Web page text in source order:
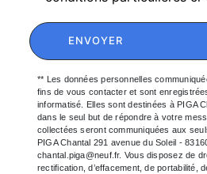
ENVOYER
** Les données personnelles
fins de vous contacter et sont
informatisé. Elles sont destinées à PIGA
dans le seul but de répondre à votre
collectées seront communiquées aux
PIGA Chantal 291 avenue du Soleil -
chantal.piga@neuf.fr. Vous disposez de
rectification, d’effacement, de portabilité,